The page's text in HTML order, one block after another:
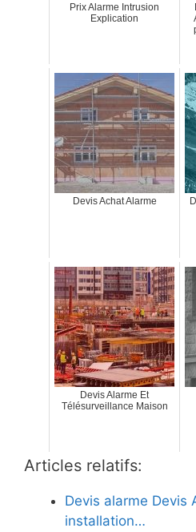
Prix Alarme Intrusion
Explication
Devis Achat Alarme
Devis Alarme Et
Télésurveillance Maison
Articles relatifs:
Devis alarme Devis
installation…